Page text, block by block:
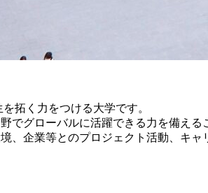
拓く力をつける大学です。
でグローバルに活躍できる力を備える
、企業等とのプロジェクト活動、キャ